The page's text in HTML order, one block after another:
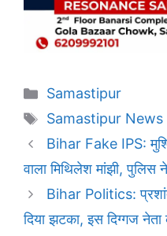
Categories
Samastipur
Tags
Samastipur News
Bihar Fake IPS:
वाला मिथिलेश मांझी,
Bihar Politics:
दिया झटका, इस दिग्गज